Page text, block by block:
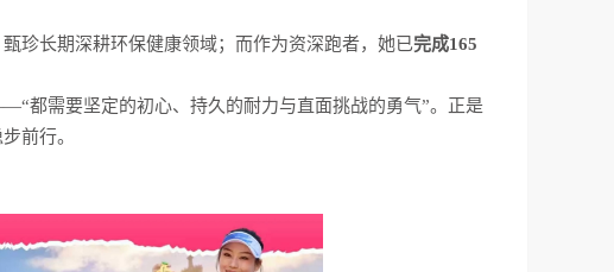
珍长期深耕环保健康领域；而作为资深跑者，她已完成165
都需要坚定的初心、持久的耐力与直面挑战的勇气”。正是
前行。